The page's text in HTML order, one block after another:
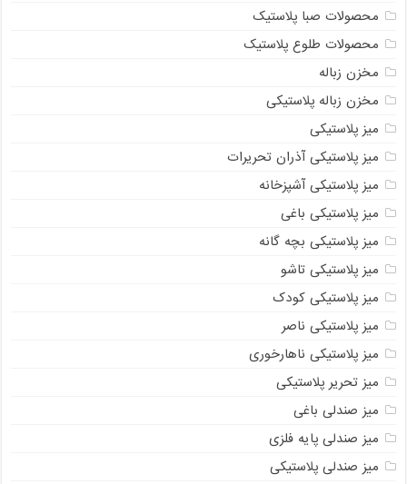
محصولات صبا پلاستیک
محصولات طلوع پلاستیک
مخزن زباله
مخزن زباله پلاستیکی
میز پلاستیکی
میز پلاستیکی آذران تحریرات
میز پلاستیکی آشپزخانه
میز پلاستیکی باغی
میز پلاستیکی بچه گانه
میز پلاستیکی تاشو
میز پلاستیکی کودک
میز پلاستیکی ناصر
میز پلاستیکی ناهارخوری
میز تحریر پلاستیکی
میز صندلی باغی
میز صندلی پایه فلزی
میز صندلی پلاستیکی